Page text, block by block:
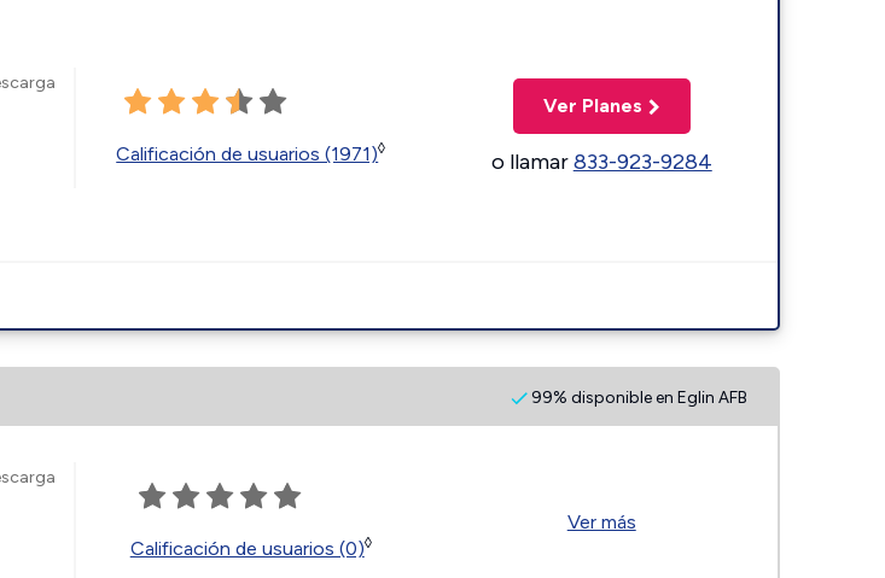
Calificación de usuarios (1971)◊
Ver Planes
o llamar833-923-9284
99% disponible en Eglin AFB
Calificación de usuarios (0)◊
Ver más